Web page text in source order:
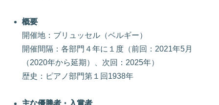
概要
開催地：ブリュッセル（ベルギー）
開催間隔：各部門４年に１度（前回：2021年5月
（2020年から延期）、次回：2025年）
歴史：ピアノ部門第１回1938年